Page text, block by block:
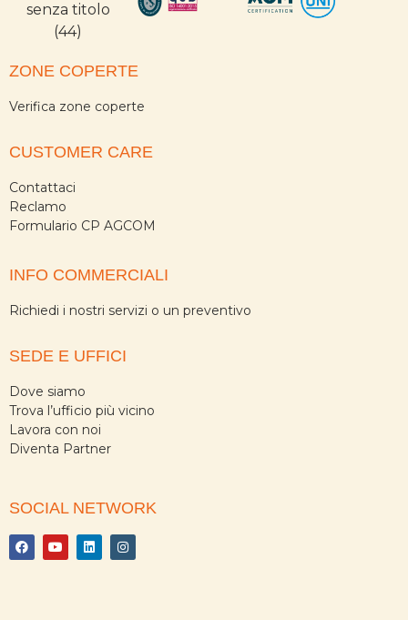
ZONE COPERTE
Verifica zone coperte
CUSTOMER CARE
Contattaci
Reclamo
Formulario CP AGCOM
INFO COMMERCIALI
Richiedi i nostri servizi o un preventivo
SEDE E UFFICI
Dove siamo
Trova l’ufficio più vicino
Lavora con noi
Diventa Partner
SOCIAL NETWORK